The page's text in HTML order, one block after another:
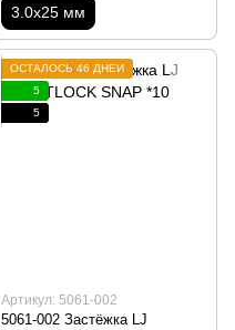
3.0x25 мм
ОСТАЛОСЬ 46 ДНЕЙ
5
5
Артикул: 5061-002
5061-002 Застёжка LJ